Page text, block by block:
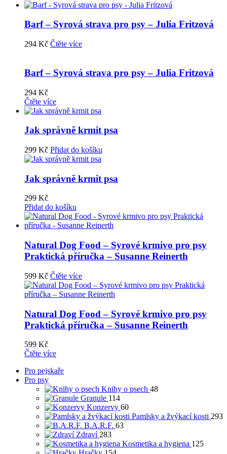
Barf – Syrová strava pro psy – Julia Fritzová
294 Kč Čtěte více
Barf – Syrová strava pro psy – Julia Fritzová
294 Kč
Čtěte více
Jak správně krmit psa
299 Kč Přidat do košíku
Jak správně krmit psa
299 Kč
Přidat do košíku
Natural Dog Food – Syrové krmivo pro psy
Praktická příručka – Susanne Reinerth
599 Kč Čtěte více
Natural Dog Food – Syrové krmivo pro psy
Praktická příručka – Susanne Reinerth
599 Kč
Čtěte více
Pro pejskaře
Pro psy
Knihy o psech 48
Granule 114
Konzervy 60
Pamlsky a žvýkací kosti 293
B.A.R.F. 63
Zdraví 283
Kosmetika a hygiena 125